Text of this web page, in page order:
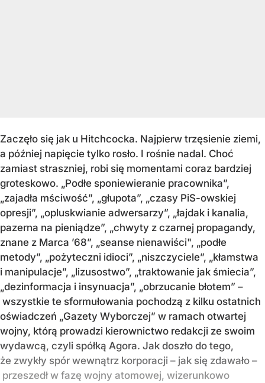
Zaczęło się jak u Hitchcocka. Najpierw trzęsienie ziemi,
a później napięcie tylko rosło. I rośnie nadal. Choć
zamiast straszniej, robi się momentami coraz bardziej
groteskowo. „Podłe sponiewieranie pracownika”,
„zajadła mściwość”, „głupota”, „czasy PiS-owskiej
opresji”, „opluskwianie adwersarzy”, „łajdak i kanalia,
pazerna na pieniądze”, „chwyty z czarnej propagandy,
znane z Marca ’68”, „seanse nienawiści", „podłe
metody”, „pożyteczni idioci”, „niszczyciele”, „kłamstwa
i manipulacje”, „lizusostwo”, „traktowanie jak śmiecia”,
„dezinformacja i insynuacja”, „obrzucanie błotem” –
wszystkie te sformułowania pochodzą z kilku ostatnich
oświadczeń „Gazety Wyborczej” w ramach otwartej
wojny, którą prowadzi kierownictwo redakcji ze swoim
wydawcą, czyli spółką Agora. Jak doszło do tego,
że zwykły spór wewnątrz korporacji – jak się zdawało –
przeszedł w fazę wojny atomowej, wizerunkowo